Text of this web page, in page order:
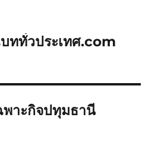
ททั่วประเทศ.com
พาะกิจปทุมธานี